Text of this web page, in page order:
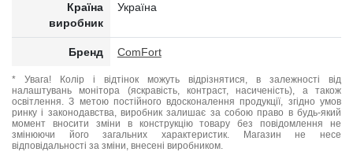
Країна
виробник
Україна
Бренд ComFort
* Увага! Колір і відтінок можуть відрізнятися, в залежності від
налаштувань монітора (яскравість, контраст, насиченість), а також
освітлення. З метою постійного вдосконалення продукції, згідно умов
ринку і законодавства, виробник залишає за собою право в будь-який
момент вносити зміни в конструкцію товару без повідомлення не
змінюючи його загальних характеристик. Магазин не несе
відповідальності за зміни, внесені виробником.